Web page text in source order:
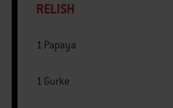
RELISH
1 Papaya
1 Gurke